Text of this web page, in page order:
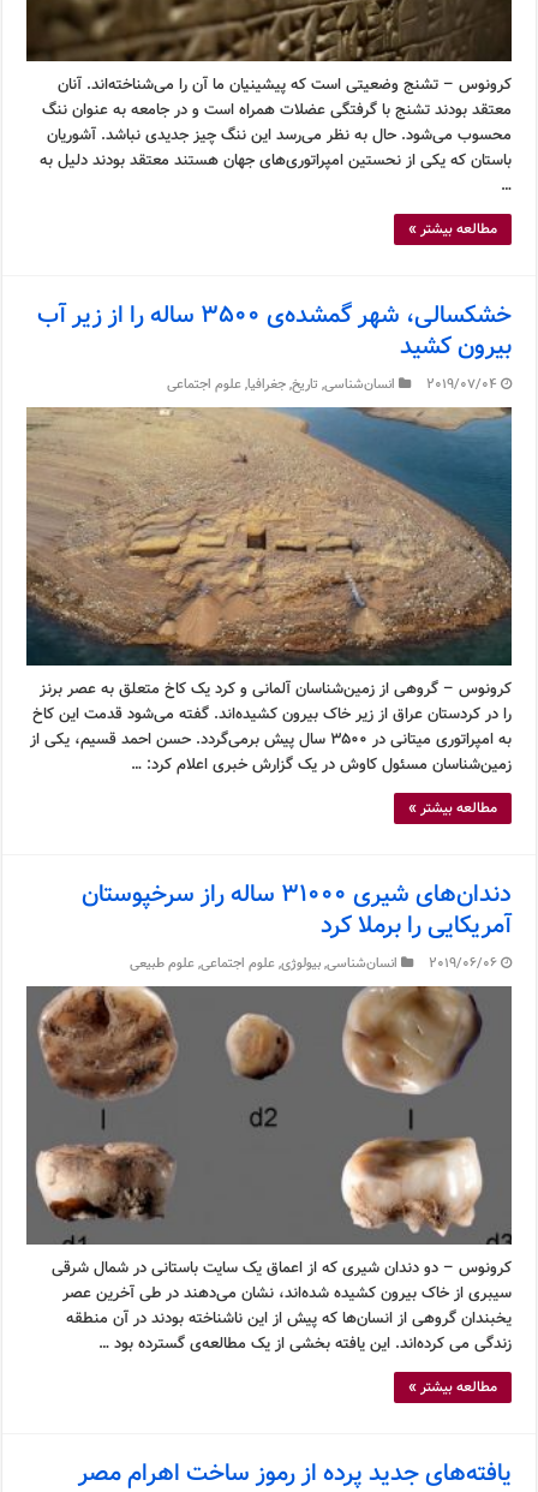
کرونوس – تشنج وضعیتی است که پیشینیان ما آن را می‌شناخته‌اند. آنان
معتقد بودند تشنج با گرفتگی عضلات همراه است و در جامعه به عنوان ننگ
محسوب می‌شود. حال به نظر می‌رسد این ننگ چیز جدیدی نباشد. آشوریان
باستان که یکی از نحستین امپراتوری‌های جهان هستند معتقد بودند دلیل به
…
مطالعه بیشتر »
خشکسالی، شهر گمشده‌ی ۳۵۰۰ ساله را از زیر آب
بیرون کشید
2019/07/04 انسان‌شناسی, تاریخ,جغرافیا,علوم اجتماعی
کرونوس – گروهی از زمین‌شناسان آلمانی و کرد یک کاخ متعلق به عصر برنز
را در کردستان عراق از زیر خاک بیرون کشیده‌اند. گفته می‌شود قدمت این کاخ
به امپراتوری میتانی در ۳۵۰۰ سال پیش برمی‌گردد. حسن احمد قسیم، یکی از
زمین‌شناسان مسئول کاوش در یک گزارش خبری اعلام کرد: …
مطالعه بیشتر »
دندان‌های شیری ۳۱۰۰۰ ساله راز سرخپوستان
آمریکایی را برملا کرد
2019/06/06 انسان‌شناسی,بیولوژی,علوم اجتماعی,علوم طبیعی
کرونوس – دو دندان شیری که از اعماق یک سایت باستانی در شمال شرقی
سیبری از خاک بیرون کشیده شده‌اند، نشان می‌دهند در طی آخرین عصر
یخبندان گروهی از انسان‌ها که پیش از این ناشناخته بودند در آن منطقه
زندگی می کرده‌اند. این یافته بخشی از یک مطالعه‌ی گسترده بود …
مطالعه بیشتر »
یافته‌های جدید پرده از رموز ساخت اهرام مصر